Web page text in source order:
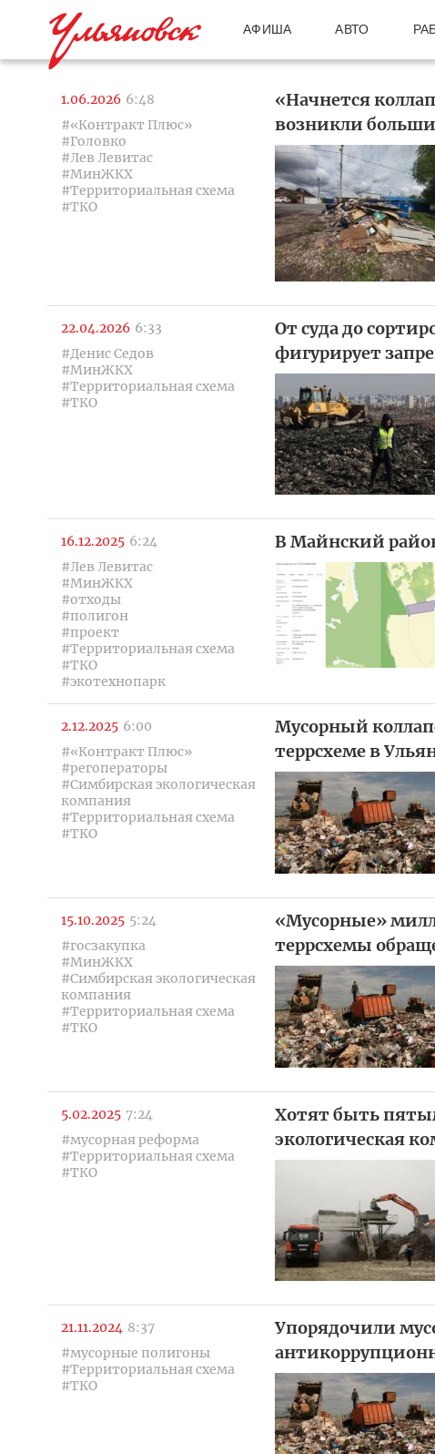
АФИША АВТО
1.06.2026 6:48
#«Контракт Плюс»
#Головко
#Лев Левитас
#МинЖКХ
#Территориальная схема
#ТКО
«Начнется
возникли
22.04.2026 6:33
#Денис Седов
#МинЖКХ
#Территориальная схема
#ТКО
От суда до
фигурирует
16.12.2025 6:24
#Лев Левитас
#МинЖКХ
#отходы
#полигон
#проект
#Территориальная схема
#ТКО
#экотехнопарк
В Майнский
2.12.2025 6:00
#«Контракт Плюс»
#регоператоры
#Симбирская экологическая
компания
#Территориальная схема
#ТКО
Мусорный
террсхеме в
15.10.2025 5:24
#госзакупка
#МинЖКХ
#Симбирская экологическая
компания
#Территориальная схема
#ТКО
«Мусорные»
террсхемы
5.02.2025 7:24
#мусорная реформа
#Территориальная схема
#ТКО
Хотят быть
экологическая
21.11.2024 8:37
#мусорные полигоны
#Территориальная схема
#ТКО
Упорядочили